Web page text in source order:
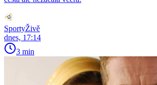
SportyŽivě
dnes, 17:14
3 min